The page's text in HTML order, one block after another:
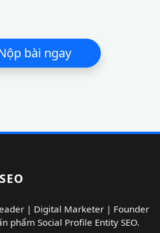
bài ngay
| Digital Marketer | Founder
phẩm Social Profile Entity SEO.